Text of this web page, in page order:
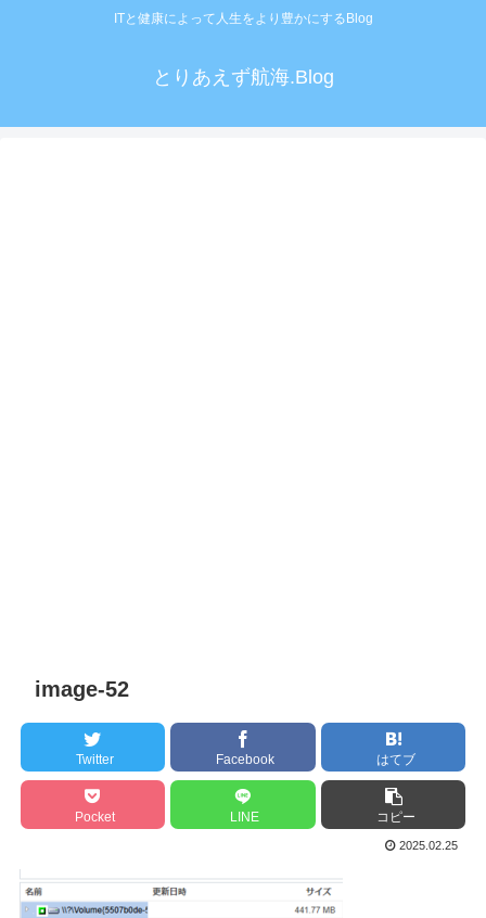
ITと健康によって人生をより豊かにするBlog
とりあえず航海.Blog
image-52
Twitter Facebook はてブ
Pocket LINE コピー
2025.02.25